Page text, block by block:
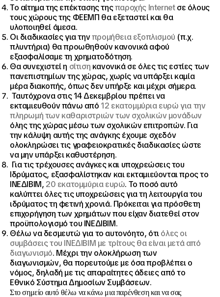
Το αίτημα της επέκτασης τηςπαροχής Internetσε όλους
τους χώρους της ΦΕΕΜΠ θα εξεταστεί και θα
υλοποιηθεί άμεσα.
Οι διαδικασίες για τηνπρομήθεια εξοπλισμού (π.χ.
πλυντήρια) θα προωθηθούν κανονικά αφού
εξασφαλίσαμε τη χρηματοδότηση.
Θα συνεχιστεί η σίτιση κανονικά σε όλες τις εστίες των
πανεπιστημίων της χώρας, χωρίς να υπάρξει καμία
μέρα διακοπής, όπως δεν υπήρξε και μέχρι σήμερα.
Ταυτόχρονα στις 14 Δεκεμβρίου πρέπει να
εκταμιευθούν πάνω από 12 εκατομμύρια ευρώ για την
πληρωμή των καθαριστριών των σχολικών μονάδων
όλης της χώρας μέσω των σχολικών επιτροπών. Για
την κάλυψη αυτής της ανάγκης έχουμε σχεδόν
ολοκληρώσει τις γραφειοκρατικές διαδικασίες ώστε
να μην υπάρξει καθυστέρηση.
Για τις τρέχουσες ανάγκες και υποχρεώσεις του
Ιδρύματος, εξασφαλίστηκαν και εκταμιεύονται προς το
ΙΝΕΔΙΒΙΜ, 20 εκατομμύρια ευρώ. Το ποσό αυτό
καλύπτει όλες τις υποχρεώσεις για τη λειτουργία του
ιδρύματος τη φετινή χρονιά. Πρόκειται για πρόσθετη
επιχορήγηση των χρημάτων που είχαν διατεθεί στον
προϋπολογισμό του ΙΝΕΔΙΒΙΜ.
Θέλω να δεσμευτώ για το αυτονόητο, ότιόλες οι
συμβάσεις του ΙΝΕΔΙΒΙΜ με τρίτους θα είναι μετά από
διαγωνισμό. Μέχρι την ολοκλήρωση των
διαγωνισμών, θα πορευτούμε με όσα προβλέπει ο
νόμος, δηλαδή με τις απαραίτητες άδειες από το
Εθνικό Σύστημα Δημοσίων Συμβάσεων.
Στο σημείο αυτό θέλω να κάνω μια παρένθεση και να σας